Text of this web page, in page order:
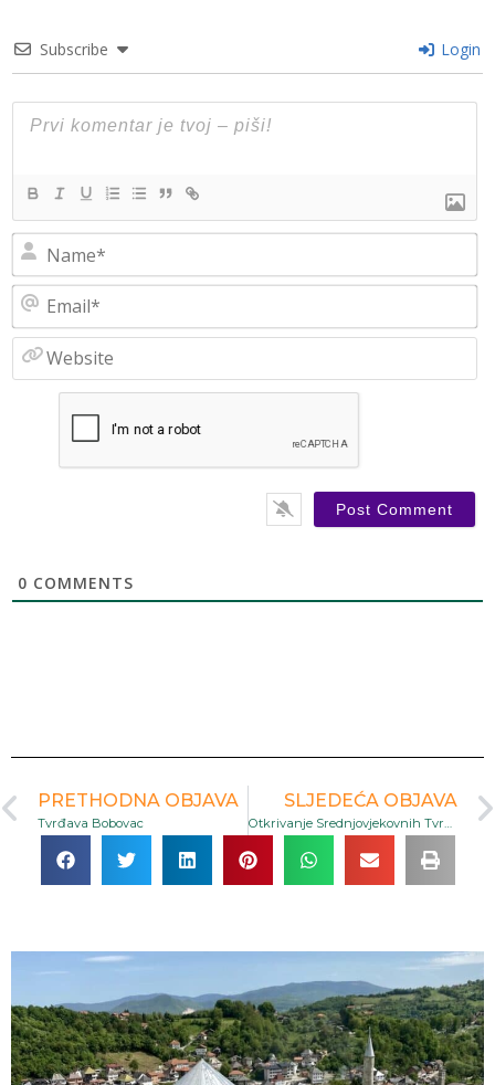
Subscribe Login
0 COMMENTS
PRETHODNA OBJAVA
Tvrđava Bobovac
SLJEDEĆA OBJAVA
Otkrivanje Srednjovjekovnih Tvrđava i Starih Gradova Banja Luka